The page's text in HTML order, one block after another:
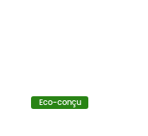
Eco-conçu